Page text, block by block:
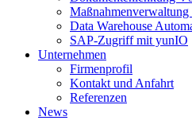
Data Warehouse
SAP-Zugriff mit yunIO
Unternehmen
Firmenprofil
Kontakt und Anfahrt
Referenzen
News